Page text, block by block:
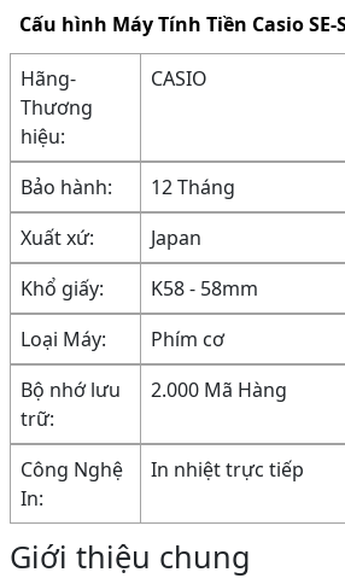
Cấu hình Máy Tính Tiền Casio SE-
Hãng-
Thương
hiệu:
CASIO
Bảo hành:
12 Tháng
Xuất xứ:
Japan
Khổ giấy:
K58 - 58mm
Loại Máy:
Phím cơ
Bộ nhớ lưu
trữ:
2.000 Mã Hàng
Công Nghệ
In:
In nhiệt trực tiếp
Giới thiệu chung